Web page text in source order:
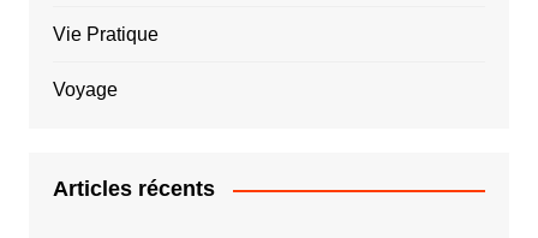
Vie Pratique
Voyage
Articles récents